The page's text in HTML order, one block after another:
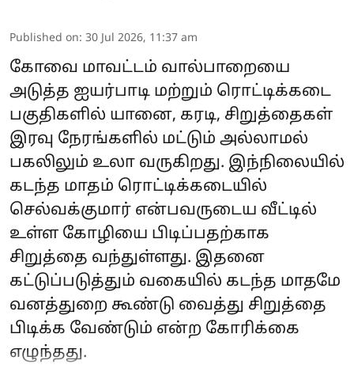
Published on: 30 Jul 2026, 11:37 am
கோவை மாவட்டம் வால்பாறையை
அடுத்த ஐயர்பாடி மற்றும் ரொட்டிக்கடை
பகுதிகளில் யானை, கரடி, சிறுத்தைகள்
இரவு நேரங்களில் மட்டும் அல்லாமல்
பகலிலும் உலா வருகிறது. இந்நிலையில்
கடந்த மாதம் ரொட்டிக்கடையில்
செல்வக்குமார் என்பவருடைய வீட்டில்
உள்ள கோழியை பிடிப்பதற்காக
சிறுத்தை வந்துள்ளது. இதனை
கட்டுப்படுத்தும் வகையில் கடந்த மாதமே
வனத்துறை கூண்டு வைத்து சிறுத்தை
பிடிக்க வேண்டும் என்ற கோரிக்கை
எழுந்தது.